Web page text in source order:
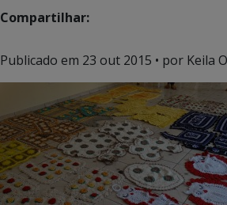
Compartilhar:
Publicado em 23 out 2015 • por Keila